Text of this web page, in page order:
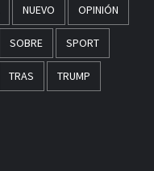
NUEVO OPINIÓN
SOBRE SPORT
TRAS TRUMP